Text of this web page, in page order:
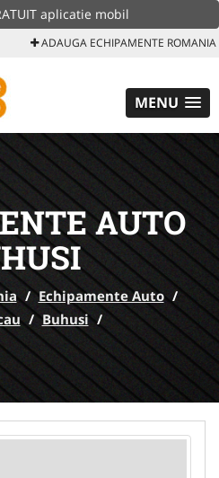
aplicatie mobil
ADAUGA ECHIPAMENTE ROMANIA
MENU
AUTO
/ Echipamente Auto /
/ Buhusi /